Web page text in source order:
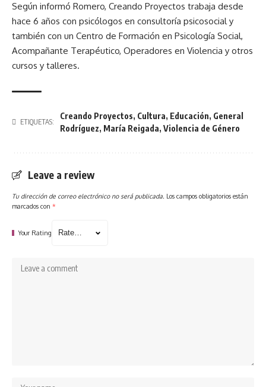
Según informó Romero, Creando Proyectos trabaja desde
hace 6 años con psicólogos en consultoría psicosocial y
también con un Centro de Formación en Psicología Social,
Acompañante Terapéutico, Operadores en Violencia y otros
cursos y talleres.
ETIQUETAS:
Creando Proyectos, Cultura, Educación, General
Rodríguez, María Reigada, Violencia de Género
Leave a review
Tu dirección de correo electrónico no será publicada. Los campos obligatorios están
marcados con *
Your Rating